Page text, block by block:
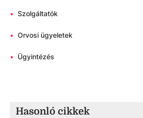
• Szolgáltatók
• Orvosi ügyeletek
• Ügyintézés
Hasonló cikkek